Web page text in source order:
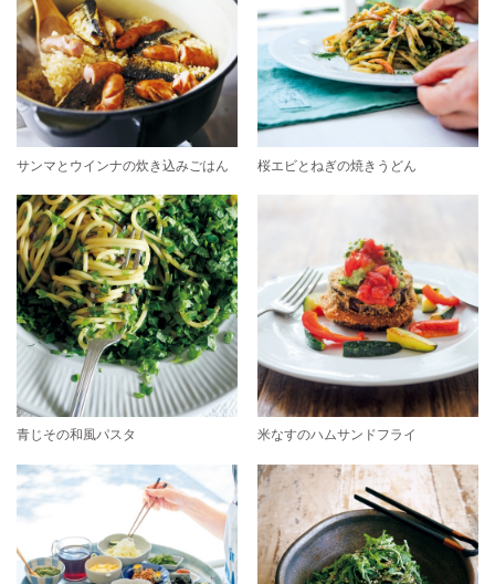
サンマとウインナの炊き込みごはん 桜エビとねぎの焼きうどん
青じその和風パスタ 米なすのハムサンドフライ